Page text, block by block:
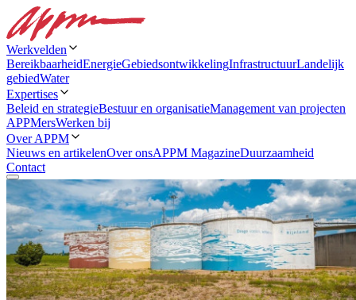
Werkvelden
BereikbaarheidEnergieGebiedsontwikkelingInfrastructuurLandelijk
gebiedWater
Expertises
Beleid en strategieBestuur en organisatieManagement van projecten
APPMersWerken bij
Over APPM
Nieuws en artikelenOver onsAPPM MagazineDuurzaamheid
Contact